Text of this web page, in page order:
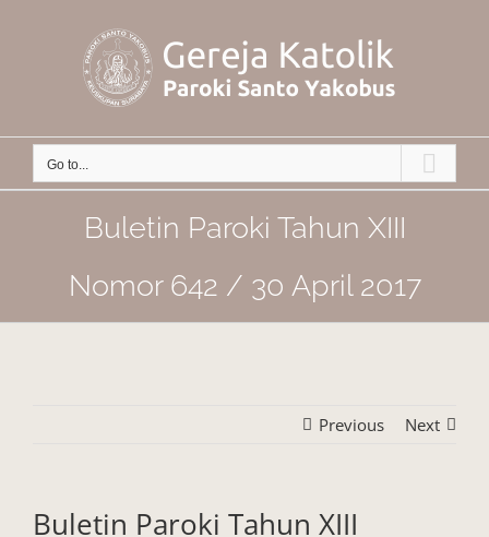
Go to...
Buletin Paroki Tahun XIII
Nomor 642 / 30 April 2017
Previous Next
Buletin Paroki Tahun XIII